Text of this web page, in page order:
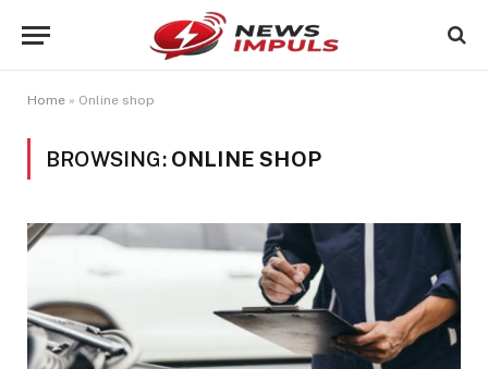
Home » Online shop
BROWSING: ONLINE SHOP